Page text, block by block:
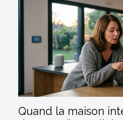
Quand la maison